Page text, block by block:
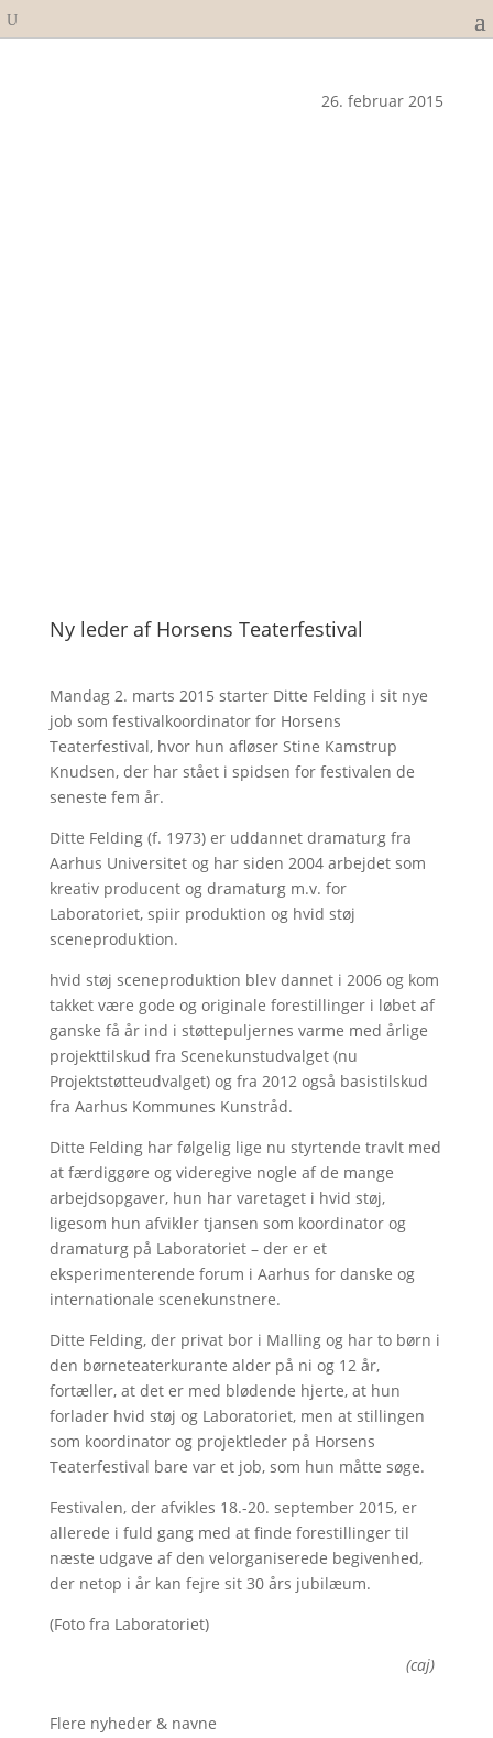
26. februar 2015
Ny leder af Horsens Teaterfestival
Mandag 2. marts 2015 starter Ditte Felding i sit nye
job som festivalkoordinator for Horsens
Teaterfestival, hvor hun afløser Stine Kamstrup
Knudsen, der har stået i spidsen for festivalen de
seneste fem år.
Ditte Felding (f. 1973) er uddannet dramaturg fra
Aarhus Universitet og har siden 2004 arbejdet som
kreativ producent og dramaturg m.v. for
Laboratoriet, spiir produktion og hvid støj
sceneproduktion.
hvid støj sceneproduktion blev dannet i 2006 og kom
takket være gode og originale forestillinger i løbet af
ganske få år ind i støttepuljernes varme med årlige
projekttilskud fra Scenekunstudvalget (nu
Projektstøtteudvalget) og fra 2012 også basistilskud
fra Aarhus Kommunes Kunstråd.
Ditte Felding har følgelig lige nu styrtende travlt med
at færdiggøre og videregive nogle af de mange
arbejdsopgaver, hun har varetaget i hvid støj,
ligesom hun afvikler tjansen som koordinator og
dramaturg på Laboratoriet – der er et
eksperimenterende forum i Aarhus for danske og
internationale scenekunstnere.
Ditte Felding, der privat bor i Malling og har to børn i
den børneteaterkurante alder på ni og 12 år,
fortæller, at det er med blødende hjerte, at hun
forlader hvid støj og Laboratoriet, men at stillingen
som koordinator og projektleder på Horsens
Teaterfestival bare var et job, som hun måtte søge.
Festivalen, der afvikles 18.-20. september 2015, er
allerede i fuld gang med at finde forestillinger til
næste udgave af den velorganiserede begivenhed,
der netop i år kan fejre sit 30 års jubilæum.
(Foto fra Laboratoriet)
(caj)
Flere nyheder & navne